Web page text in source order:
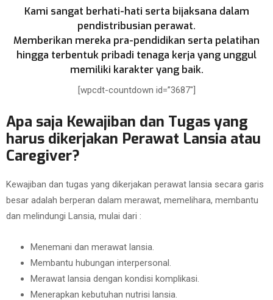
Kami sangat berhati-hati serta bijaksana dalam
pendistribusian perawat.
Memberikan mereka pra-pendidikan serta pelatihan
hingga terbentuk pribadi tenaga kerja yang unggul
memiliki karakter yang baik.
[wpcdt-countdown id=”3687″]
Apa saja Kewajiban dan Tugas yang
harus dikerjakan Perawat Lansia atau
Caregiver?
Kewajiban dan tugas yang dikerjakan perawat lansia secara garis
besar adalah berperan dalam merawat, memelihara, membantu
dan melindungi Lansia, mulai dari :
Menemani dan merawat lansia.
Membantu hubungan interpersonal.
Merawat lansia dengan kondisi komplikasi.
Menerapkan kebutuhan nutrisi lansia.